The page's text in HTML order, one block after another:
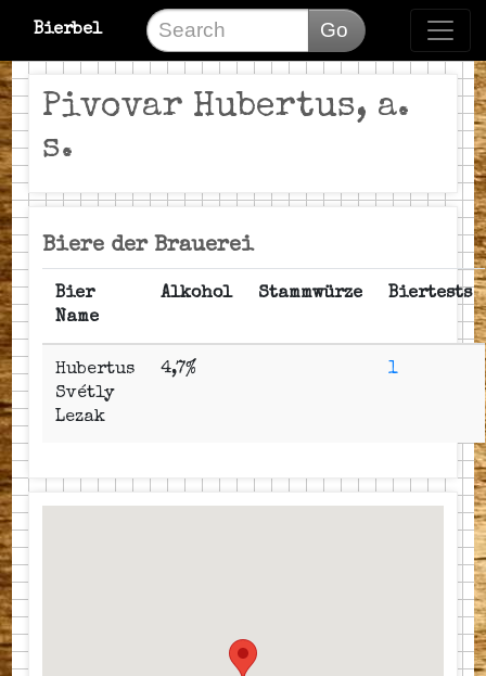
Bierbel Go
Pivovar Hubertus, a.
s.
Biere der Brauerei
Bier
Name
Alkohol Stammwürze Biertests
Hubertus
Svétly
Lezak
4,7% 1